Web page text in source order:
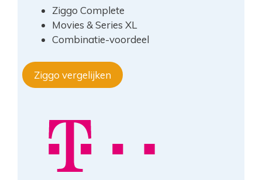
Ziggo Complete
Movies & Series XL
Combinatie-voordeel
Ziggo vergelijken